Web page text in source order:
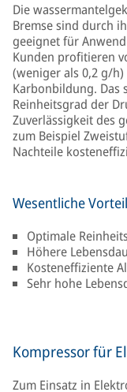
Die
Bremse sind durch
geeignet für
Kunden profitieren
(weniger als 0,2 g/
Karbonbildung. Das
Reinheitsgrad der
Zuverlässigkeit des
zum Beispiel
Nachteile
Wesentliche
Optimale
Höhere
Kosteneffiziente
Sehr hohe
Kompressor für
Zum Einsatz in